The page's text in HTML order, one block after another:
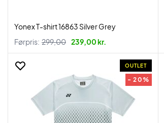
Yonex T-shirt 16863 Silver Grey
Førpris: 299,00 239,00 kr.
OUTLET
- 20%